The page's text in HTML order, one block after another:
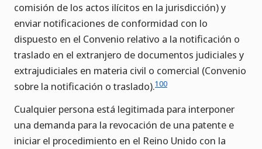
comisión de los actos ilícitos en la jurisdicción) y
enviar notificaciones de conformidad con lo
dispuesto en el Convenio relativo a la notificación o
traslado en el extranjero de documentos judiciales y
extrajudiciales en materia civil o comercial (Convenio
sobre la notificación o traslado).100
Cualquier persona está legitimada para interponer
una demanda para la revocación de una patente e
iniciar el procedimiento en el Reino Unido con la